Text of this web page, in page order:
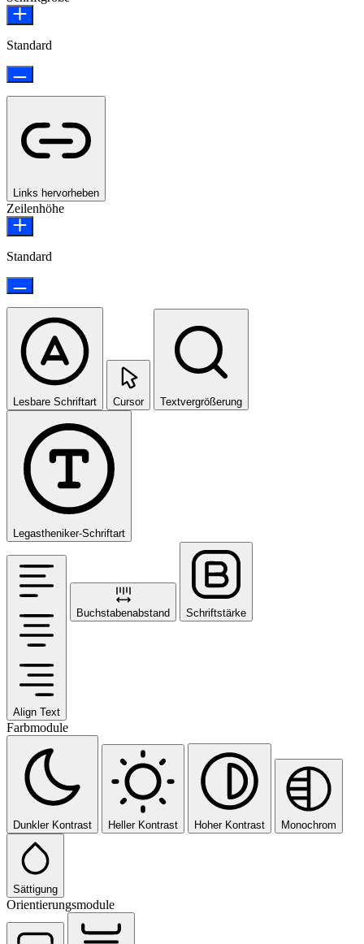
Standard
Links hervorheben
Zeilenhöhe
Standard
Lesbare Schriftart Cursor Textvergrößerung
Legastheniker-Schriftart
Align Text
Buchstabenabstand Schriftstärke
Farbmodule
Dunkler Kontrast Heller Kontrast Hoher Kontrast Monochrom
Sättigung
Orientierungsmodule